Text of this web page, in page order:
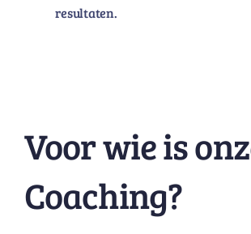
resultaten.
Voor wie is
Coaching?